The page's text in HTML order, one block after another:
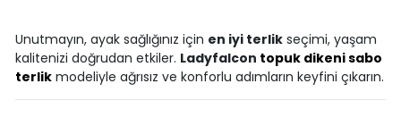
Unutmayın, ayak sağlığınız için en iyi terlikseçimi, yaşam
kalitenizi doğrudan etkiler. Ladyfalcon topuk dikeni sabo
terlikmodeliyle ağrısız ve konforlu adımların keyfini çıkarın.